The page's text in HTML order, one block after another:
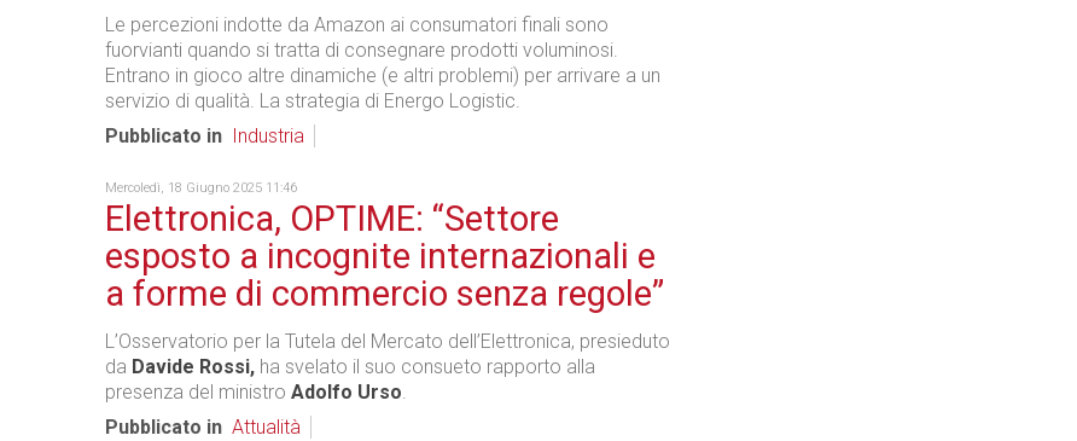
Le percezioni indotte da Amazon ai consumatori finali sono
fuorvianti quando si tratta di consegnare prodotti voluminosi.
Entrano in gioco altre dinamiche (e altri problemi) per arrivare a un
servizio di qualità. La strategia di Energo Logistic.
Pubblicato in
Industria
Mercoledì, 18 Giugno 2025 11:46
Elettronica, OPTIME: “Settore
esposto a incognite internazionali e
a forme di commercio senza regole”
L’Osservatorio per la Tutela del Mercato dell’Elettronica, presieduto
da Davide Rossi, ha svelato il suo consueto rapporto alla
presenza del ministro Adolfo Urso.
Pubblicato in Attualità